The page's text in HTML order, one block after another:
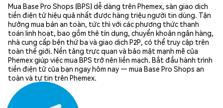
Mua Base Pro Shops (BPS) dễ dàng trên Phemex, sàn giao dịch
tiền điện tử hiệu quả nhất được hàng triệu người tin dùng. Tận
hưởng mua bán an toàn, tức thì với các phương thức thanh
toán linh hoạt, bao gồm thẻ tín dụng, chuyển khoản ngân hàng,
nhà cung cấp bên thứ ba và giao dịch P2P, có thể truy cập trên
toàn thế giới. Nền tảng trực quan và bảo mật mạnh mẽ của
Phemex giúp việc mua BPS trở nên liền mạch. Bắt đầu hành trình
tiền điện tử của bạn ngay hôm nay — mua Base Pro Shops an
toàn và tự tin trên Phemex.